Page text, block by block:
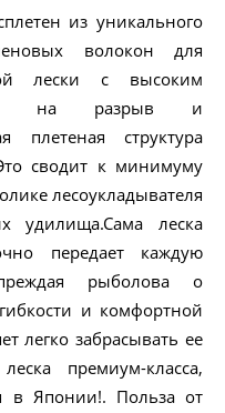
из уникального
волокон для
лески с высоким
на разрыв и
плетеная структура
сводит к минимуму
лесоукладывателя
удилища.Сама леска
передает каждую
рыболова о
и комфортной
легко забрасывать ее
премиум-класса,
в Японии!. Польза от